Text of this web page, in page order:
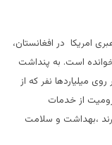
امریکا در افغانستان،
خوانده است. به پنداشت
میلیاردها نفر که از
بهداشت و سلامت،